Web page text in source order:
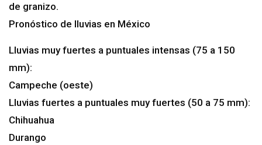
de granizo.
Pronóstico de lluvias en México
Lluvias muy fuertes a puntuales intensas (75 a 150
mm):
Campeche (oeste)
Lluvias fuertes a puntuales muy fuertes (50 a 75 mm):
Chihuahua
Durango